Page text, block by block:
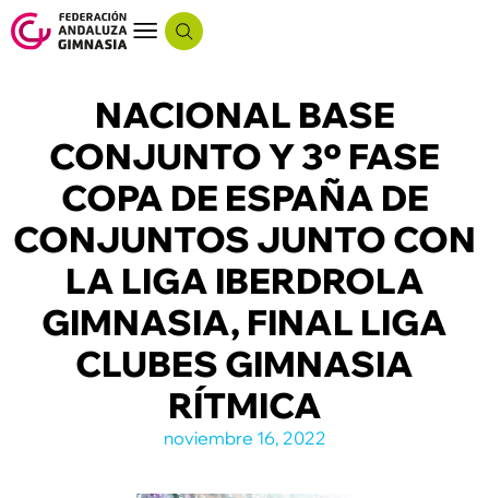
NACIONAL BASE
CONJUNTO Y 3º FASE
COPA DE ESPAÑA DE
CONJUNTOS JUNTO CON
LA LIGA IBERDROLA
GIMNASIA, FINAL LIGA
CLUBES GIMNASIA
RÍTMICA
noviembre 16, 2022